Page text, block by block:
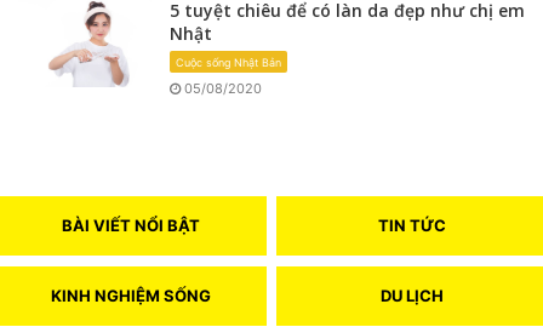
5 tuyệt chiêu để có làn da đẹp như chị em
Nhật
Cuộc sống Nhật Bản
05/08/2020
BÀI VIẾT NỔI BẬT TIN TỨC
KINH NGHIỆM SỐNG DU LỊCH